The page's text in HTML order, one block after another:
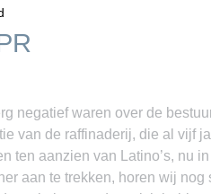
negatief waren over de
van de raffinaderij, die al vijf
ten aanzien van Latino’s, nu
aan te trekken, horen wij